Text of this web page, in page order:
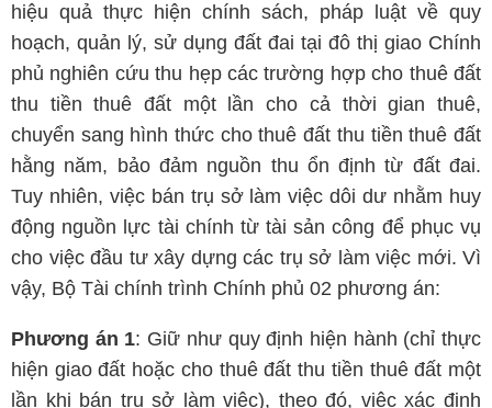
hiệu quả thực hiện chính sách, pháp luật về quy
hoạch, quản lý, sử dụng đất đai tại đô thị giao Chính
phủ nghiên cứu thu hẹp các trường hợp cho thuê đất
thu tiền thuê đất một lần cho cả thời gian thuê,
chuyển sang hình thức cho thuê đất thu tiền thuê đất
hằng năm, bảo đảm nguồn thu ổn định từ đất đai.
Tuy nhiên, việc bán trụ sở làm việc dôi dư nhằm huy
động nguồn lực tài chính từ tài sản công để phục vụ
cho việc đầu tư xây dựng các trụ sở làm việc mới. Vì
vậy, Bộ Tài chính trình Chính phủ 02 phương án:
Phương án 1: Giữ như quy định hiện hành (chỉ thực
hiện giao đất hoặc cho thuê đất thu tiền thuê đất một
lần khi bán trụ sở làm việc), theo đó, việc xác định